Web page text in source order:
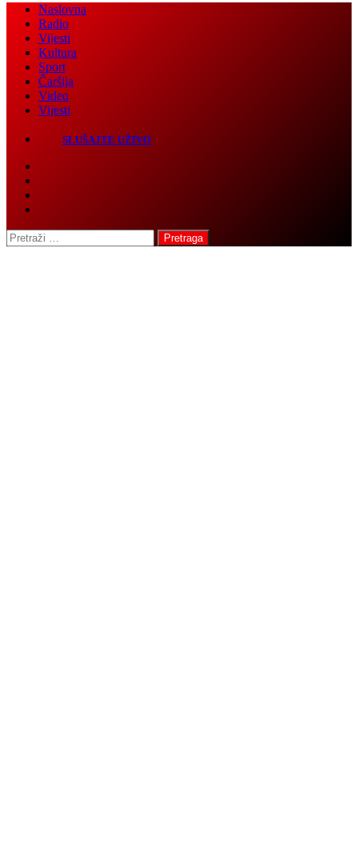
Back
button
Close
Naslovna
Radio
Vijesti
Kultura
Sport
Čaršija
Video
Vijesti
SLUŠAJTE UŽIVO
Pretraga: